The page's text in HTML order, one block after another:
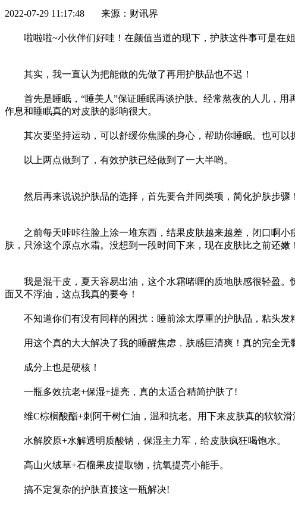
2022-07-29 11:17:48 来源：财讯界
啦啦啦~小伙伴们好哇！在颜值当道的现下，护肤这件事可是在
其实，我一直认为把能做的先做了再用护肤品也不迟！
首先是睡眠，“睡美人”保证睡眠再谈护肤。经常熬夜的人儿，
作息和睡眠真的对皮肤的影响很大。
其次要坚持运动，可以舒缓你焦躁的身心，帮助你睡眠。也可
以上两点做到了，有效护肤已经做到了一大半哟。
然后再来说说护肤品的选择，首先要合并同类项，简化护肤步
之前每天咔咔往脸上涂一堆东西，结果皮肤越来越差，闭口啊
肤，只涂这个原点水霜。没想到一段时间下来，现在皮肤比之前还嫩
我是混干皮，夏天容易出油，这个水霜啫喱的质地肤感很轻盈
面又不浮油，这点我真的要夸！
不知道你们有没有同样的困扰：睡前涂太厚重的护肤品，粘头
用这个真的大大解决了我的睡醒焦虑 ， 肤感巨清爽！真的完全无
成分上也是硬核！
一瓶多效抗老+保湿+提亮，真的太适合精简护肤了!
维C棕榈酸酯+刺阿干树仁油，温和抗老。用下来皮肤真的软软
水解胶原+水解透明质酸钠，保湿主力军，给皮肤疯狂喝饱水。
高山火绒草+石榴果皮提取物，抗氧提亮小能手。
搞不定复杂的护肤直接这一瓶解决!